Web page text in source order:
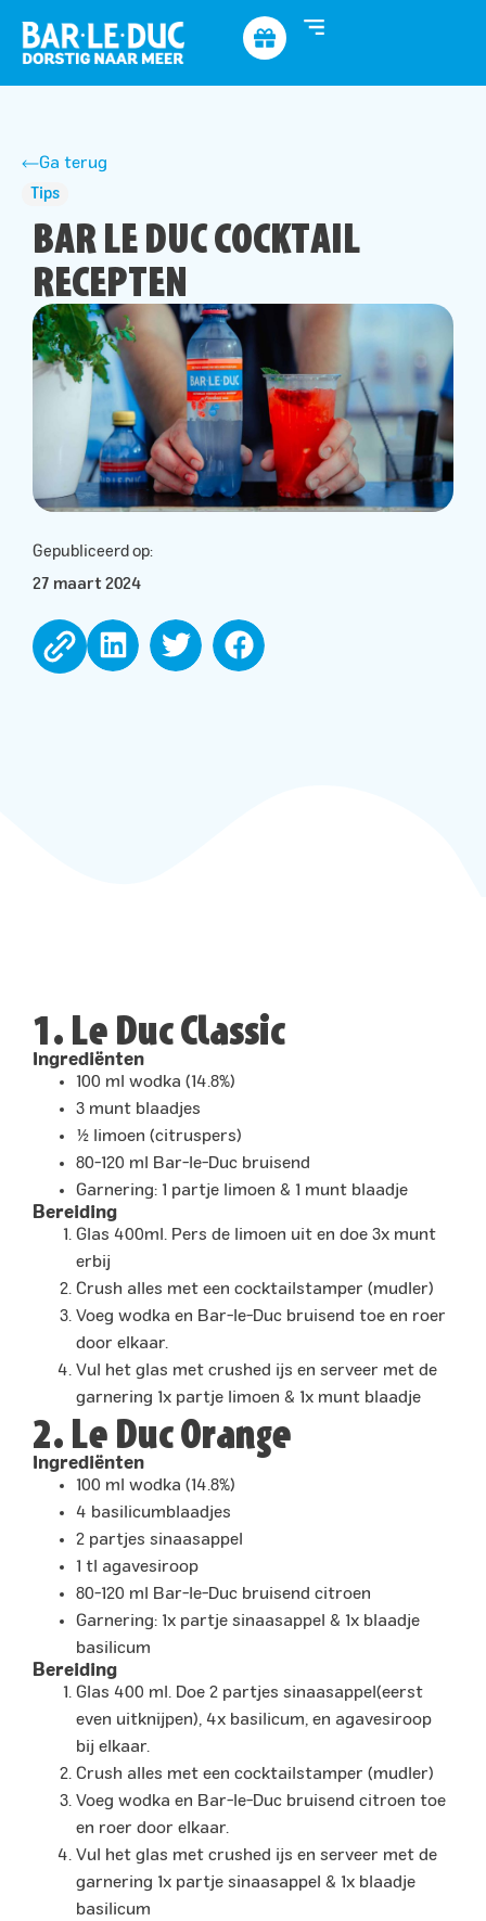
Ga terug
Tips
BAR LE DUC COCKTAIL
RECEPTEN
Gepubliceerd op:
27 maart 2024
1. Le Duc Classic
Ingrediënten
100 ml wodka (14.8%)
3 munt blaadjes
½ limoen (citruspers)
80-120 ml Bar-le-Duc bruisend
Garnering: 1 partje limoen & 1 munt blaadje
Bereiding
Glas 400ml. Pers de limoen uit en doe 3x munt
erbij
Crush alles met een cocktailstamper (mudler)
Voeg wodka en Bar-le-Duc bruisend toe en roer
door elkaar.
Vul het glas met crushed ijs en serveer met de
garnering 1x partje limoen & 1x munt blaadje
2. Le Duc Orange
Ingrediënten
100 ml wodka (14.8%)
4 basilicumblaadjes
2 partjes sinaasappel
1 tl agavesiroop
80-120 ml Bar-le-Duc bruisend citroen
Garnering: 1x partje sinaasappel & 1x blaadje
basilicum
Bereiding
Glas 400 ml. Doe 2 partjes sinaasappel(eerst
even uitknijpen), 4x basilicum, en agavesiroop
bij elkaar.
Crush alles met een cocktailstamper (mudler)
Voeg wodka en Bar-le-Duc bruisend citroen toe
en roer door elkaar.
Vul het glas met crushed ijs en serveer met de
garnering 1x partje sinaasappel & 1x blaadje
basilicum